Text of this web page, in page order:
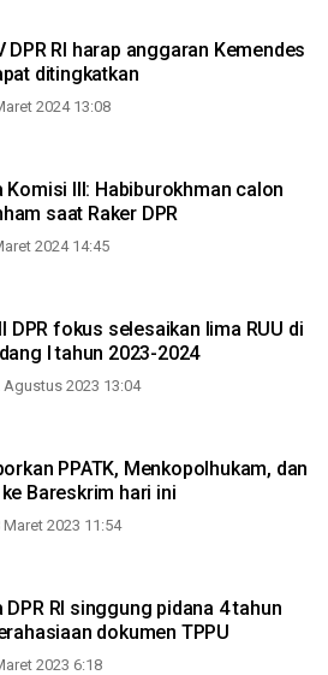
Kemendes
ditingkatkan
2024 13:08
Komisi III: Habiburokhman calon
saat Raker DPR
2024 14:45
DPR fokus selesaikan lima RUU di
I tahun 2023-2024
Agustus 2023 13:04
PPATK, Menkopolhukam, dan
Bareskrim hari ini
2023 11:54
RI singgung pidana 4 tahun
dokumen TPPU
2023 6:18